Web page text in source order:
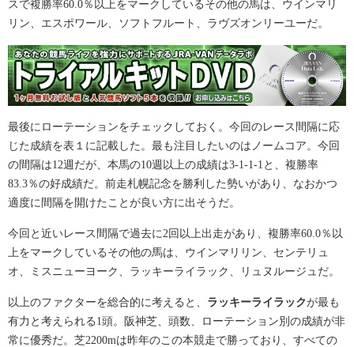
スで複勝率60.0％以上をマークしているその他の馬は、ウインマリ
リン、エスポワール、ソフトフルート、ラヴズオンリーユーだ。
最後にローテーションをチェックしておく。今回のレース間隔に応
じた成績を表１に記載した。最も注目したいのはノームコア。今回
の間隔は12週だが、本馬の10週以上の成績は3-1-1-1と、複勝率
83.3％の好成績だ。前走札幌記念を勝利した勢いがあり、なおかつ
適度に間隔を開けたことが良い方に出そうだ。
今回と近いレース間隔で過去に2回以上出走があり、複勝率60.0％以
上をマークしているその他の馬は、ウインマリリン、センテリュ
オ、ミスニューヨーク、ラッキーライラック、リュヌルージュだ。
以上のファクターを総合的に考えると、 ラッキーライラックが最も
有力と考えられる1頭。阪神芝、頭数、ローテーション別の成績が非
常に優秀だ。芝2200mは昨年のこの本競走で勝っており、すべての